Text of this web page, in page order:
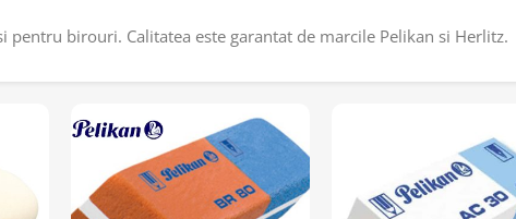
pentru birouri. Calitatea este garantat de marcile Pelikan si Herlitz.